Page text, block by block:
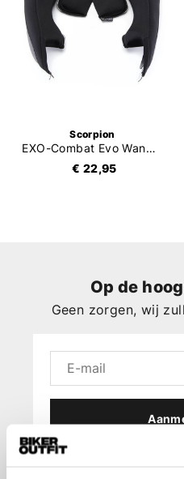
Scorpion
EXO-Combat Evo Wangkussens
€ 22,95
Op de
Geen zorgen, wij